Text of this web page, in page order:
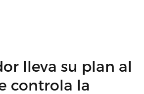
lleva su plan al
controla la